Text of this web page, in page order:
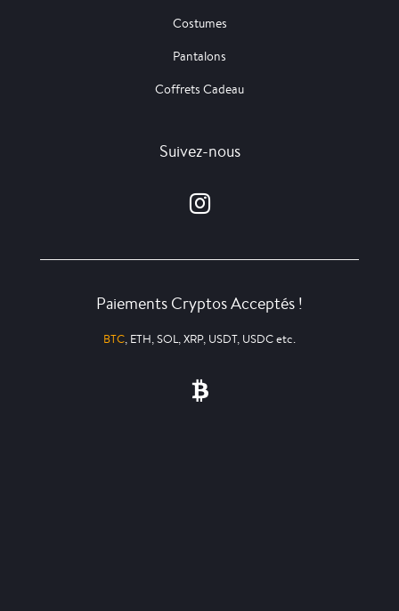
Costumes
Pantalons
Coffrets Cadeau
Suivez-nous
Paiements Cryptos Acceptés !
BTC, ETH, SOL, XRP, USDT, USDC etc.